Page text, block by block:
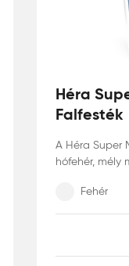
Héra
Falfesték
A Héra Super
hófehér, mély
elnyomja a
páraáteresztő
Fehér